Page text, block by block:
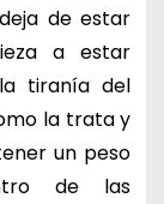
de estar
a estar
tiranía del
la trata y
un peso
de las